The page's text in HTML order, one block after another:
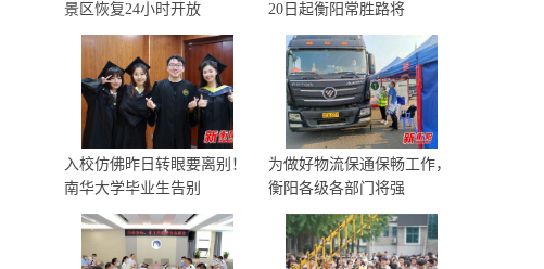
景区恢复24小时开放
20日起衡阳常胜路将
入校仿佛昨日转眼要离别！
南华大学毕业生告别
为做好物流保通保畅工作，
衡阳各级各部门将强